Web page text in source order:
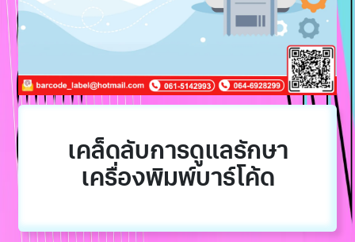
เคล็ดลับการดูแลรักษา
เครื่องพิมพ์บาร์โค้ด